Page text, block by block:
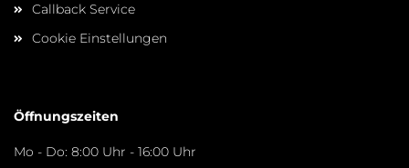
Callback Service
Cookie Einstellungen
Öffnungszeiten
Mo - Do: 8:00 Uhr - 16:00 Uhr